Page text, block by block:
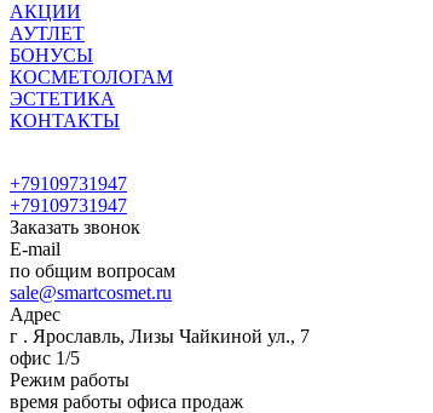
АКЦИИ
АУТЛЕТ
БОНУСЫ
КОСМЕТОЛОГАМ
ЭСТЕТИКА
КОНТАКТЫ
+79109731947
+79109731947
Заказать звонок
E-mail
по общим вопросам
sale@smartcosmet.ru
Адрес
г . Ярославль, Лизы Чайкиной ул., 7
офис 1/5
Режим работы
время работы офиса продаж